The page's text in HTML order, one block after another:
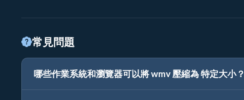
常見問題
哪些作業系統和瀏覽器可以將 wmv 壓縮為 特定大小？